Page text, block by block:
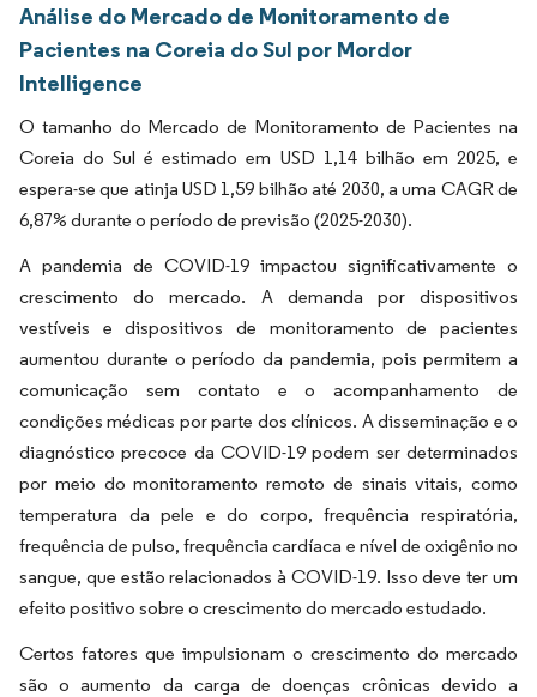
Análise do Mercado de Monitoramento de
Pacientes na Coreia do Sul por Mordor
Intelligence
O tamanho do Mercado de Monitoramento de Pacientes na
Coreia do Sul é estimado em USD 1,14 bilhão em 2025, e
espera-se que atinja USD 1,59 bilhão até 2030, a uma CAGR de
6,87% durante o período de previsão (2025-2030).
A pandemia de COVID-19 impactou significativamente o
crescimento do mercado. A demanda por dispositivos
vestíveis e dispositivos de monitoramento de pacientes
aumentou durante o período da pandemia, pois permitem a
comunicação sem contato e o acompanhamento de
condições médicas por parte dos clínicos. A disseminação e o
diagnóstico precoce da COVID-19 podem ser determinados
por meio do monitoramento remoto de sinais vitais, como
temperatura da pele e do corpo, frequência respiratória,
frequência de pulso, frequência cardíaca e nível de oxigênio no
sangue, que estão relacionados à COVID-19. Isso deve ter um
efeito positivo sobre o crescimento do mercado estudado.
Certos fatores que impulsionam o crescimento do mercado
são o aumento da carga de doenças crônicas devido a